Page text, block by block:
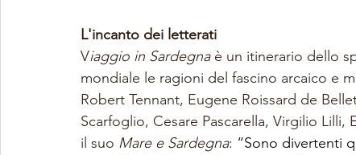
L'incanto dei letterati
Viaggio in Sardegna è un itinerario dello
mondiale le ragioni del fascino arcaico e
Robert Tennant, Eugene Roissard de
Scarfoglio, Cesare Pascarella, Virgilio
il suo Mare e Sardegna: “Sono divertenti